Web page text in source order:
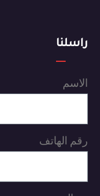
راسلنا
الاسم
رقم الهاتف